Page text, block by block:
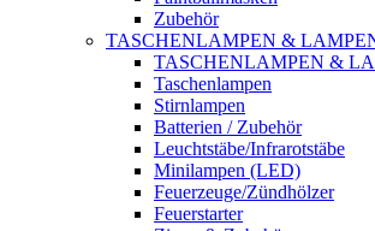
Zubehör
TASCHENLAMPEN &
TASCHENLAMPEN &
Taschenlampen
Stirnlampen
Batterien / Zubehör
Leuchtstäbe/Infrarotstäbe
Minilampen (LED)
Feuerzeuge/Zündhölzer
Feuerstarter